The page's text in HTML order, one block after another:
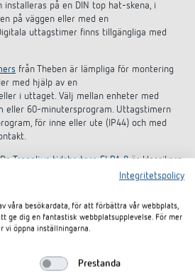
installeras på en DIN top hat-skena, i
på väggen eller med en
uttagstimer finns tillgängliga med
från Theben är lämpliga för montering
med hjälp av en
i uttaget. Välj mellan enheter med
eller 60-minutersprogram. Uttagstimern
för inne eller ute (IP44) och med
Trappljus tidsbrytare ELPA 8är klassikern
30 miljoner enheter. Thebens
på DIN-skenan eller infällt. I
trapphustimer med nollgenomkoppling
belastningar, multispänningsingång,
(0,5 till 20 minuter) och en tidig
digitala skymningsbrytare
Integritetspolicy
våra besökardata, för att förbättra vår webbplats,
ge dig en fantastisk webbplatsupplevelse. För mer
vi öppna inställningarna.
Prestanda